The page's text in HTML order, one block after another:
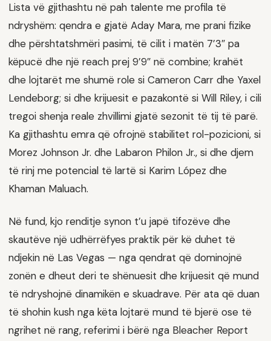
Lista vë gjithashtu në pah talente me profila të
ndryshëm: qendra e gjatë Aday Mara, me prani fizike
dhe përshtatshmëri pasimi, të cilit i matën 7’3″ pa
këpucë dhe një reach prej 9’9″ në combine; krahët
dhe lojtarët me shumë role si Cameron Carr dhe Yaxel
Lendeborg; si dhe krijuesit e pazakontë si Will Riley, i cili
tregoi shenja reale zhvillimi gjatë sezonit të tij të parë.
Ka gjithashtu emra që ofrojnë stabilitet rol-pozicioni, si
Morez Johnson Jr. dhe Labaron Philon Jr., si dhe djem
të rinj me potencial të lartë si Karim López dhe
Khaman Maluach.
Në fund, kjo renditje synon t’u japë tifozëve dhe
skautëve një udhërrëfyes praktik për kë duhet të
ndjekin në Las Vegas — nga qendrat që dominojnë
zonën e dheut deri te shënuesit dhe krijuesit që mund
të ndryshojnë dinamikën e skuadrave. Për ata që duan
të shohin kush nga këta lojtarë mund të bjerë ose të
ngrihet në rang, referimi i bërë nga Bleacher Report